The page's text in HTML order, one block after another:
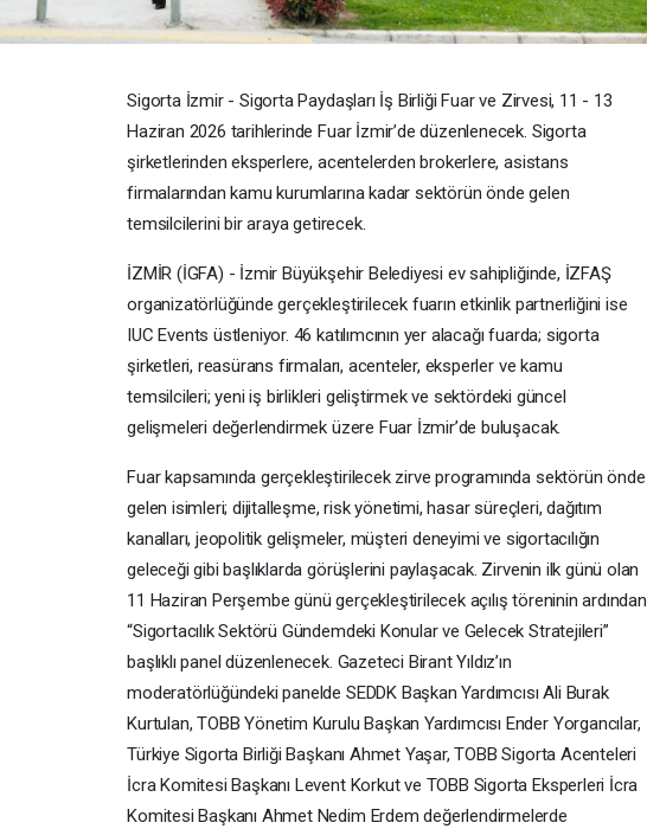
Sigorta İzmir - Sigorta Paydaşları İş Birliği Fuar ve Zirvesi, 11 - 13
Haziran 2026 tarihlerinde Fuar İzmir’de düzenlenecek. Sigorta
şirketlerinden eksperlere, acentelerden brokerlere, asistans
firmalarından kamu kurumlarına kadar sektörün önde gelen
temsilcilerini bir araya getirecek.
İZMİR (İGFA) - İzmir Büyükşehir Belediyesi ev sahipliğinde, İZFAŞ
organizatörlüğünde gerçekleştirilecek fuarın etkinlik partnerliğini ise
IUC Events üstleniyor. 46 katılımcının yer alacağı fuarda; sigorta
şirketleri, reasürans firmaları, acenteler, eksperler ve kamu
temsilcileri; yeni iş birlikleri geliştirmek ve sektördeki güncel
gelişmeleri değerlendirmek üzere Fuar İzmir’de buluşacak.
Fuar kapsamında gerçekleştirilecek zirve programında sektörün önde
gelen isimleri; dijitalleşme, risk yönetimi, hasar süreçleri, dağıtım
kanalları, jeopolitik gelişmeler, müşteri deneyimi ve sigortacılığın
geleceği gibi başlıklarda görüşlerini paylaşacak. Zirvenin ilk günü olan
11 Haziran Perşembe günü gerçekleştirilecek açılış töreninin ardından
“Sigortacılık Sektörü Gündemdeki Konular ve Gelecek Stratejileri”
başlıklı panel düzenlenecek. Gazeteci Birant Yıldız’ın
moderatörlüğündeki panelde SEDDK Başkan Yardımcısı Ali Burak
Kurtulan, TOBB Yönetim Kurulu Başkan Yardımcısı Ender Yorgancılar,
Türkiye Sigorta Birliği Başkanı Ahmet Yaşar, TOBB Sigorta Acenteleri
İcra Komitesi Başkanı Levent Korkut ve TOBB Sigorta Eksperleri İcra
Komitesi Başkanı Ahmet Nedim Erdem değerlendirmelerde